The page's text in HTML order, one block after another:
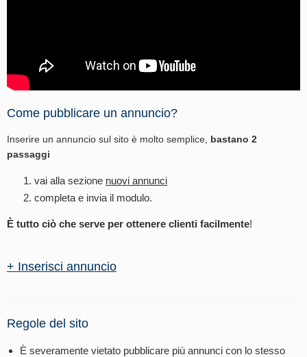
Come pubblicare un annuncio?
Inserire un annuncio sul sito è molto semplice, bastano 2
passaggi
vai alla sezione nuovi annunci
completa e invia il modulo.
È tutto ciò che serve per ottenere clienti facilmente!
+ Inserisci annuncio
Regole del sito
È severamente vietato pubblicare più annunci con lo stesso